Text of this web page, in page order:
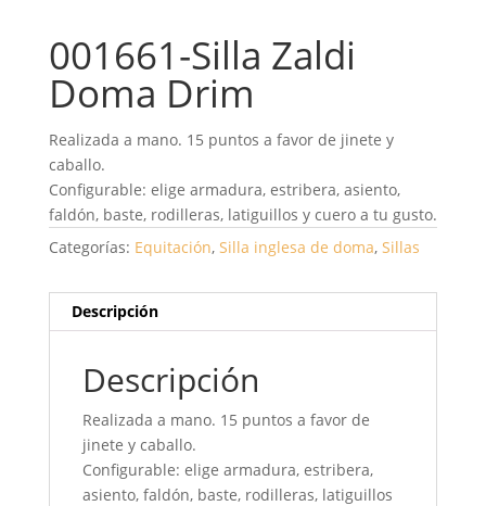
001661-Silla Zaldi
Doma Drim
Realizada a mano. 15 puntos a favor de jinete y
caballo.
Configurable: elige armadura, estribera, asiento,
faldón, baste, rodilleras, latiguillos y cuero a tu gusto.
Categorías: Equitación, Silla inglesa de doma, Sillas
Descripción
Descripción
Realizada a mano. 15 puntos a favor de
jinete y caballo.
Configurable: elige armadura, estribera,
asiento, faldón, baste, rodilleras, latiguillos